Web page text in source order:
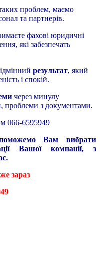
проблем, маємо
та партнерів.
фахові юридичні
які забезпечать
результат, який
і спокій.
через минулу
проблеми з документами.
066-6595949
Вам вибрати
Вашої компанії, з
зараз